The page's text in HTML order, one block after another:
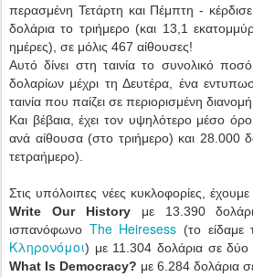
περασμένη Τετάρτη και Πέμπτη -
δολάρια το τριήμερο (και 13,1
ημέρες), σε μόλις 467 αίθουσες!
Αυτό δίνει στη ταινία το συνολικό
δολαρίων μέχρι τη Δευτέρα, ένα
ταινία που παίζει σε περιορισμένη διανομή.
Και βέβαια, έχει τον υψηλότερο μέσο
ανά αίθουσα (στο τριήμερο) και 28.000
τετραήμερο).
Στις υπόλοιπες νέες κυκλοφορίες, έχουμε
Write Our Historyμε 13.390
ισπανόφωνο The Heiresess (το είδαμε
Κληρονόμοι) με 11.304 δολάρια σε δύο
What Is Democracy? με 6.284 δολάρια